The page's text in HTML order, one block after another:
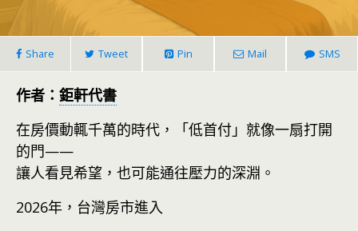
Share Tweet Pin Mail SMS
作者： 鉅軒代書
在房價動輒千萬的時代，「低首付」就像一扇打開
的門——
讓人看見希望，也可能通往壓力的深淵。
2026年，台灣房市進入